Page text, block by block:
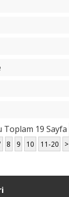
Toplam 19 Sayfa
8 9 10 11-20 >